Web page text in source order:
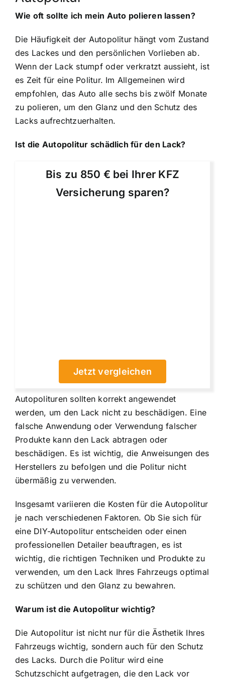
Wie oft sollte ich mein Auto polieren lassen?
Die Häufigkeit der Autopolitur hängt vom Zustand
des Lackes und den persönlichen Vorlieben ab.
Wenn der Lack stumpf oder verkratzt aussieht, ist
es Zeit für eine Politur. Im Allgemeinen wird
empfohlen, das Auto alle sechs bis zwölf Monate
zu polieren, um den Glanz und den Schutz des
Lacks aufrechtzuerhalten.
Ist die Autopolitur schädlich für den Lack?
Bis zu 850 € bei Ihrer KFZ
Versicherung sparen?
Jetzt vergleichen
Autopolituren sollten korrekt angewendet
werden, um den Lack nicht zu beschädigen. Eine
falsche Anwendung oder Verwendung falscher
Produkte kann den Lack abtragen oder
beschädigen. Es ist wichtig, die Anweisungen des
Herstellers zu befolgen und die Politur nicht
übermäßig zu verwenden.
Insgesamt variieren die Kosten für die Autopolitur
je nach verschiedenen Faktoren. Ob Sie sich für
eine DIY-Autopolitur entscheiden oder einen
professionellen Detailer beauftragen, es ist
wichtig, die richtigen Techniken und Produkte zu
verwenden, um den Lack Ihres Fahrzeugs optimal
zu schützen und den Glanz zu bewahren.
Warum ist die Autopolitur wichtig?
Die Autopolitur ist nicht nur für die Ästhetik Ihres
Fahrzeugs wichtig, sondern auch für den Schutz
des Lacks. Durch die Politur wird eine
Schutzschicht aufgetragen, die den Lack vor